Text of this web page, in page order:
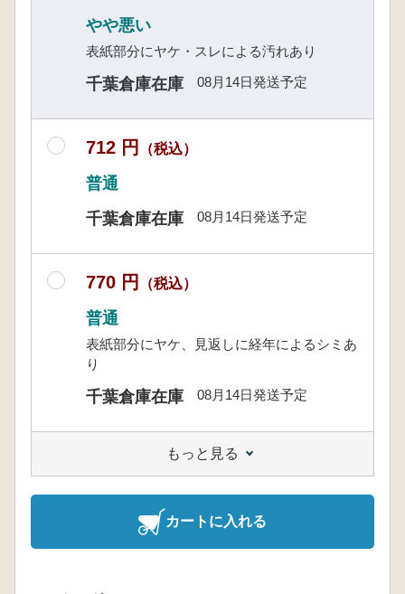
やや悪い
表紙部分にヤケ・スレによる汚れあり
千葉倉庫在庫 08月14日発送予定
712 円 （税込）
普通
千葉倉庫在庫
08月14日発送予定
770 円 （税込）
普通
表紙部分にヤケ、見返しに経年によるシミあ
り
千葉倉庫在庫 08月14日発送予定
もっと見る
カートに入れる